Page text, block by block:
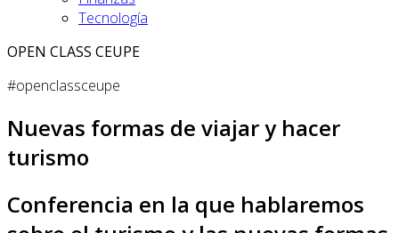
Tecnología
OPEN CLASS CEUPE
#openclassceupe
Nuevas formas de viajar y hacer
turismo
Conferencia en la que hablaremos